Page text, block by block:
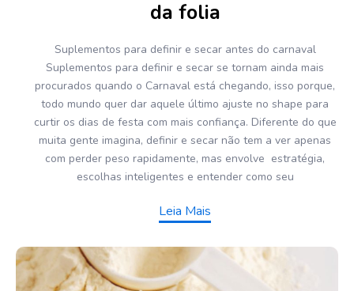
da folia
Suplementos para definir e secar antes do carnaval
Suplementos para definir e secar se tornam ainda mais
procurados quando o Carnaval está chegando, isso porque,
todo mundo quer dar aquele último ajuste no shape para
curtir os dias de festa com mais confiança. Diferente do que
muita gente imagina, definir e secar não tem a ver apenas
com perder peso rapidamente, mas envolve estratégia,
escolhas inteligentes e entender como seu
Leia Mais